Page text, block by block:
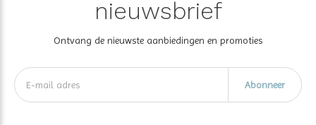
nieuwsbrief
Ontvang de nieuwste aanbiedingen en promoties
Abonneer